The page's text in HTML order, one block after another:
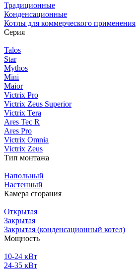
Традиционные
Конденсационные
Котлы для коммерческого применения
Серия
Talos
Star
Mythos
Mini
Maior
Victrix Pro
Victrix Zeus Superior
Victrix Tera
Ares Tec R
Ares Pro
Victrix Omnia
Victrix Zeus
Тип монтажа
Напольный
Настенный
Камера сгорания
Открытая
Закрытая
Закрытая (конденсационный котел)
Мощность
10-24 кВт
24-35 кВт